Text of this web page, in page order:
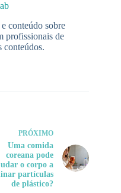
conteúdo sobre
profissionais de
conteúdos.
PRÓXIMO
Uma comida
coreana pode
o corpo a
partículas
de plástico?